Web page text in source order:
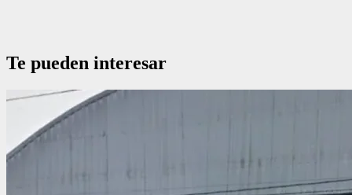
Te pueden interesar